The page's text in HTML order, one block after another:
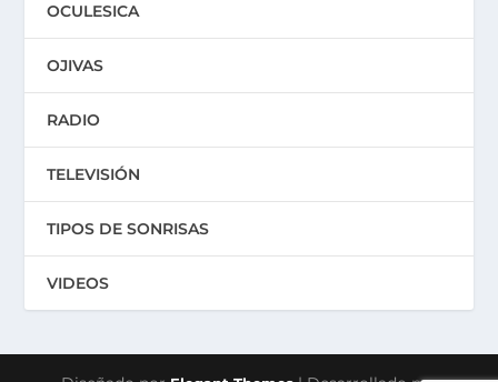
OCULESICA
OJIVAS
RADIO
TELEVISIÓN
TIPOS DE SONRISAS
VIDEOS